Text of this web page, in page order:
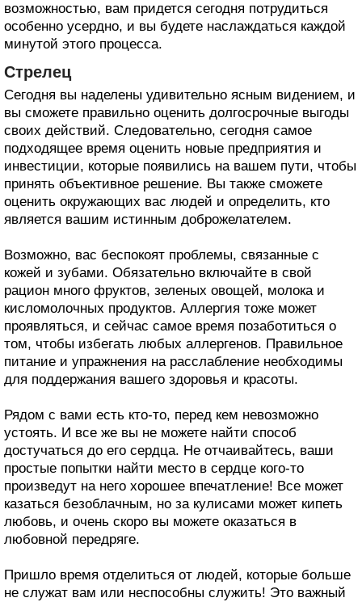
возможностью, вам придется сегодня потрудиться
особенно усердно, и вы будете наслаждаться каждой
минутой этого процесса.
Стрелец
Сегодня вы наделены удивительно ясным видением, и
вы сможете правильно оценить долгосрочные выгоды
своих действий. Следовательно, сегодня самое
подходящее время оценить новые предприятия и
инвестиции, которые появились на вашем пути, чтобы
принять объективное решение. Вы также сможете
оценить окружающих вас людей и определить, кто
является вашим истинным доброжелателем.
Возможно, вас беспокоят проблемы, связанные с
кожей и зубами. Обязательно включайте в свой
рацион много фруктов, зеленых овощей, молока и
кисломолочных продуктов. Аллергия тоже может
проявляться, и сейчас самое время позаботиться о
том, чтобы избегать любых аллергенов. Правильное
питание и упражнения на расслабление необходимы
для поддержания вашего здоровья и красоты.
Рядом с вами есть кто-то, перед кем невозможно
устоять. И все же вы не можете найти способ
достучаться до его сердца. Не отчаивайтесь, ваши
простые попытки найти место в сердце кого-то
произведут на него хорошее впечатление! Все может
казаться безоблачным, но за кулисами может кипеть
любовь, и очень скоро вы можете оказаться в
любовной передряге.
Пришло время отделиться от людей, которые больше
не служат вам или неспособны служить! Это важный